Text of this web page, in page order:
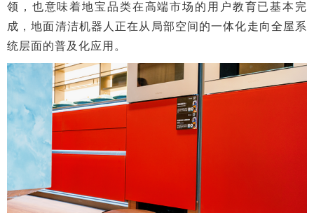
领，也意味着地宝品类在高端市场的用户教育已基本完
成，地面清洁机器人正在从局部空间的一体化走向全屋系
统层面的普及化应用。